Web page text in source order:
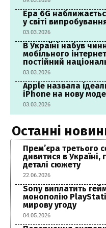
Ера 6G
у світі
03.03.2026
В Україні набув
мобільного
постійний
03.03.2026
Apple назвала
iPhone на нову
03.03.2026
Останні
Прем’єра третього
дивитися в Україні,
деталі сюжету
22.06.2026
Sony виплатить
монополію
мирову угоду
04.05.2026